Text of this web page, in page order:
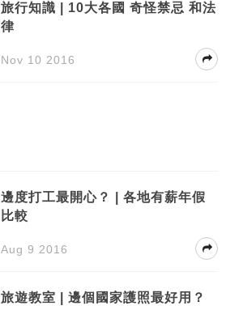
旅行知識 | 10大各國 奇怪禁忌 和法
律
Nov 10 2016
邊度打工最開心？ | 各地有薪年假
比較
Aug 9 2016
旅遊教室 | 邊個國家護照最好用？